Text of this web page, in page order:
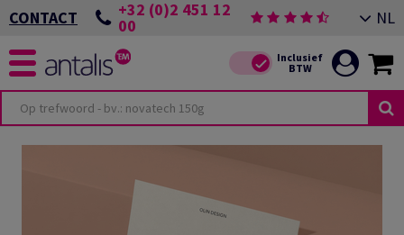
CONTACT +32 (0)2 451 12
00 NL